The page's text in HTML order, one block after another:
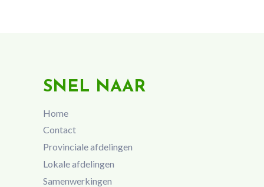
SNEL NAAR
Home
Contact
Provinciale afdelingen
Lokale afdelingen
Samenwerkingen